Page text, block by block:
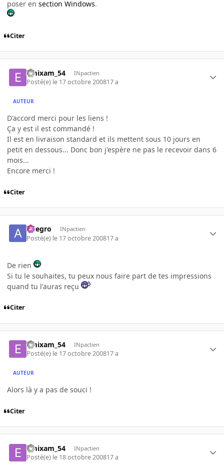
poser en section Windows.
Citer
emixam_54 INpactien
Posté(e) le 17 octobre 200817 a
AUTEUR
D'accord merci pour les liens !
Ça y est il est commandé !
Il est en livraison standard et ils mettent sous 10 jours en
petit en dessous... Donc bon j'espère ne pas le recevoir dans 6
mois...
Encore merci !
Citer
Allegro INpactien
Posté(e) le 17 octobre 200817 a
De rien
Si tu le souhaites, tu peux nous faire part de tes impressions
quand tu l'auras reçu
Citer
emixam_54 INpactien
Posté(e) le 17 octobre 200817 a
AUTEUR
Alors là y a pas de souci !
Citer
emixam_54 INpactien
Posté(e) le 18 octobre 200817 a